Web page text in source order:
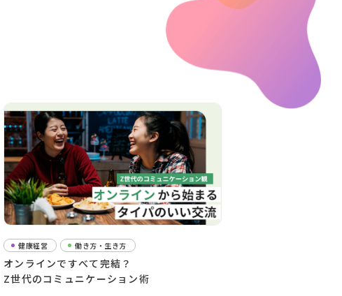
健康経営 働き方・生き方
オンラインですべて完結？
Z世代のコミュニケーション術